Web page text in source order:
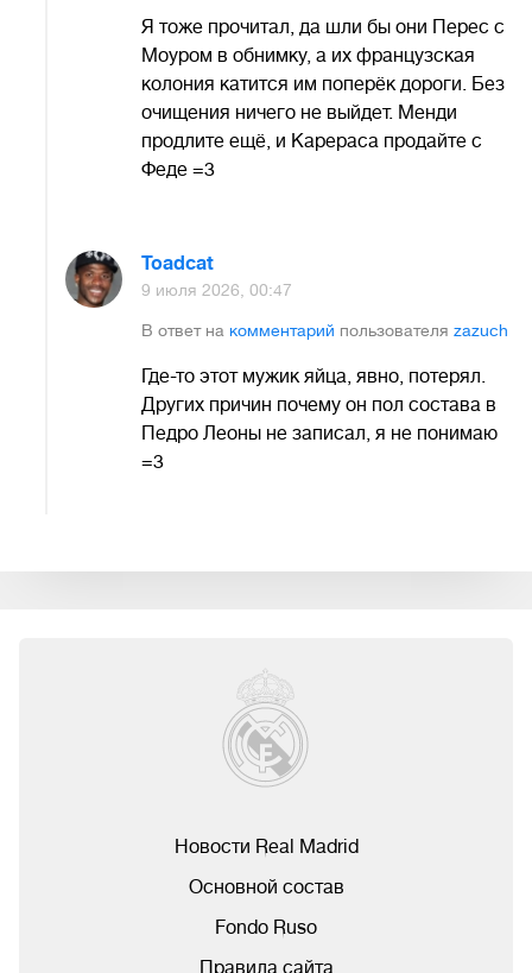
Я тоже прочитал, да шли бы они Перес с
Моуром в обнимку, а их французская
колония катится им поперёк дороги. Без
очищения ничего не выйдет. Менди
продлите ещё, и Карераса продайте с
Феде =3
Toadcat
9 июля 2026, 00:47
В ответ на комментарий пользователя zazuch
Где-то этот мужик яйца, явно, потерял.
Других причин почему он пол состава в
Педро Леоны не записал, я не понимаю
=3
Новости Real Madrid
Основной состав
Fondo Ruso
Правила сайта